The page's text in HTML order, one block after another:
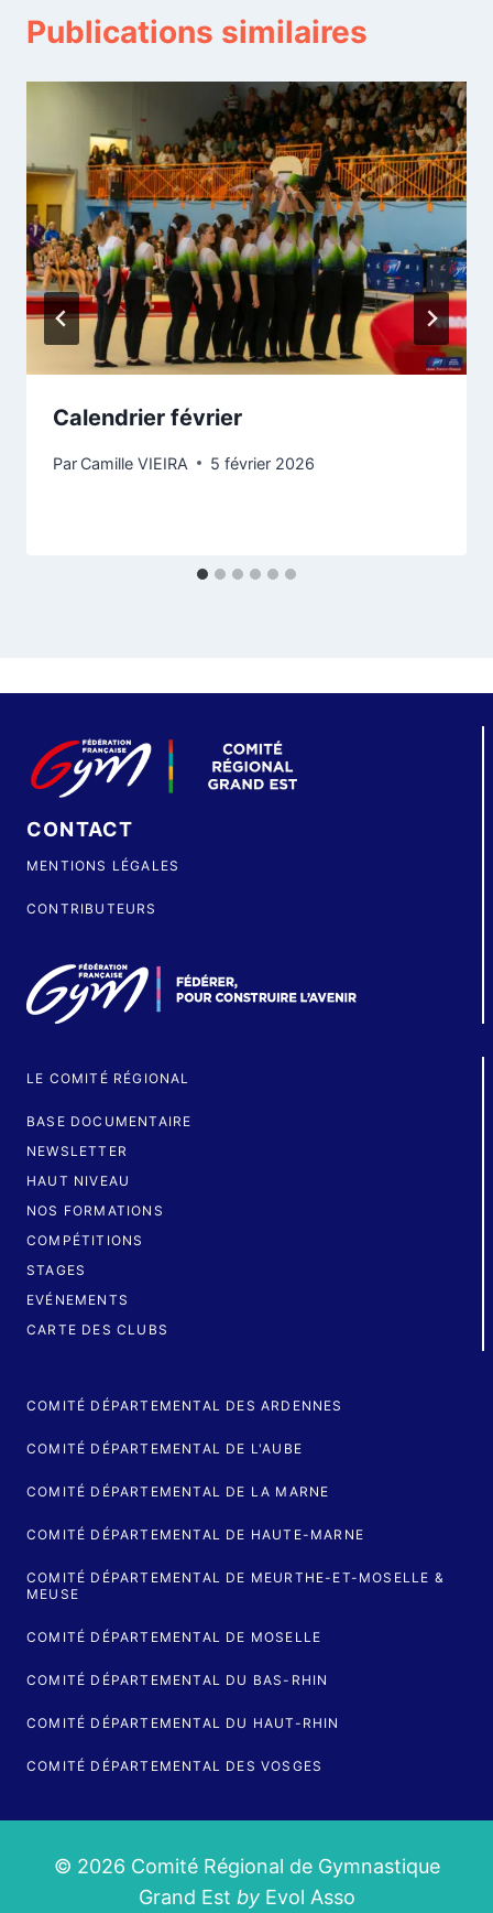
Publications similaires
Calendrier février
Par Camille VIEIRA 5 février 2026
CONTACT
MENTIONS LÉGALES
CONTRIBUTEURS
LE COMITÉ RÉGIONAL
BASE DOCUMENTAIRE
NEWSLETTER
HAUT NIVEAU
NOS FORMATIONS
COMPÉTITIONS
STAGES
EVÉNEMENTS
CARTE DES CLUBS
COMITÉ DÉPARTEMENTAL DES ARDENNES
COMITÉ DÉPARTEMENTAL DE L'AUBE
COMITÉ DÉPARTEMENTAL DE LA MARNE
COMITÉ DÉPARTEMENTAL DE HAUTE-MARNE
COMITÉ DÉPARTEMENTAL DE MEURTHE-ET-MOSELLE &
MEUSE
COMITÉ DÉPARTEMENTAL DE MOSELLE
COMITÉ DÉPARTEMENTAL DU BAS-RHIN
COMITÉ DÉPARTEMENTAL DU HAUT-RHIN
COMITÉ DÉPARTEMENTAL DES VOSGES
© 2026 Comité Régional de Gymnastique
Grand Est byEvol Asso